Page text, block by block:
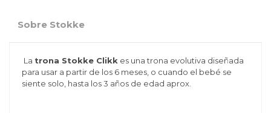
Sobre Stokke
La trona Stokke Clikk es una trona evolutiva diseñada
para usar a partir de los 6 meses, o cuando el bebé se
siente solo, hasta los 3 años de edad aprox.